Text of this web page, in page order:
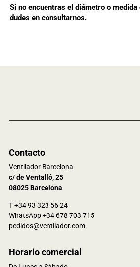
Si no encuentras el diámetro o medida
dudes en consultarnos.
Contacto
Ventilador Barcelona
c/ de Ventalló, 25
08025 Barcelona
T +34 93 323 56 24
WhatsApp +34 678 703 715
pedidos@ventilador.com
Horario comercial